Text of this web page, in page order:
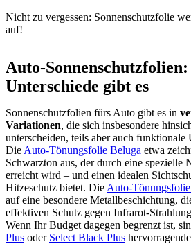
Nicht zu vergessen: Sonnenschutzfolie
auf!
Auto-Sonnenschutzfolien:
Unterschiede gibt es
Sonnenschutzfolien fürs Auto gibt es in
Variationen, die sich insbesondere
unterscheiden, teils aber auch funktionale
Die Auto-Tönungsfolie Beluga etwa
Schwarzton aus, der durch eine spezielle
erreicht wird – und einen idealen
Hitzeschutz bietet. Die Auto-Tönungsfolie
auf eine besondere Metallbeschichtung,
effektiven Schutz gegen Infrarot-
Wenn Ihr Budget dagegen begrenzt ist,
Plus oder Select Black Plus